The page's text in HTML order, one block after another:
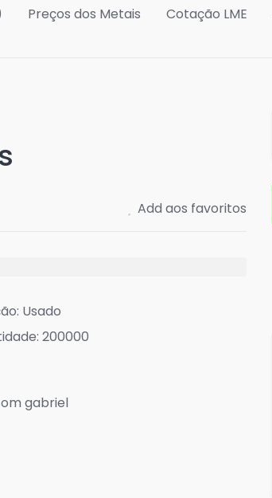
Preços dos Metais Cotação LME
Add aos favoritos
Usado
200000
gabriel